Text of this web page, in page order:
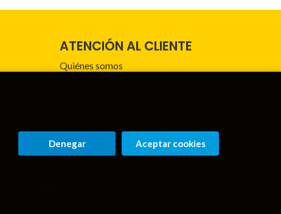
ATENCIÓN AL CLIENTE
Quiénes somos
Denegar Aceptar cookies